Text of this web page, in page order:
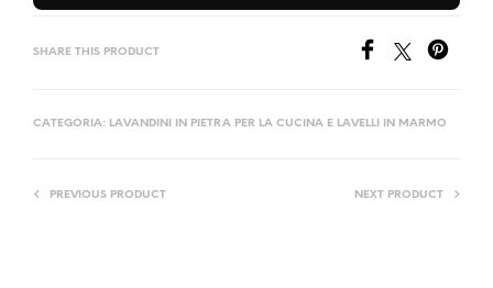
SHARE THIS PRODUCT
CATEGORIA: LAVANDINI IN PIETRA PER LA CUCINA E LAVELLI IN MARMO
PREVIOUS PRODUCT NEXT PRODUCT